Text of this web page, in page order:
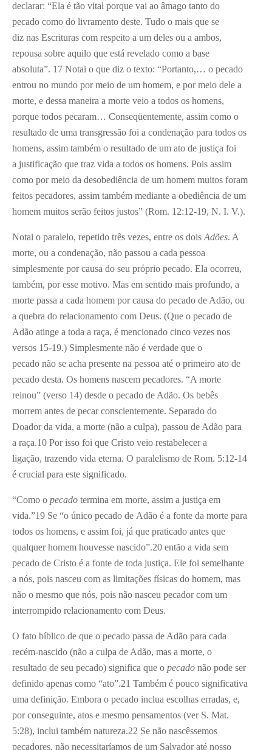
declarar: “Ela é tão vital porque vai ao âmago tanto do
pecado como do livramento deste. Tudo o mais que se
diz nas Escrituras com respeito a um deles ou a ambos,
repousa sobre aquilo que está revelado como a base
absoluta”. 17 Notai o que diz o texto: “Portanto,… o pecado
entrou no mundo por meio de um homem, e por meio dele a
morte, e dessa maneira a morte veio a todos os homens,
porque todos pecaram… Conseqüentemente, assim como o
resultado de uma transgressão foi a condenação para todos os
homens, assim também o resultado de um ato de justiça foi
a justificação que traz vida a todos os homens. Pois assim
como por meio da desobediência de um homem muitos foram
feitos pecadores, assim também mediante a obediência de um
homem muitos serão feitos justos” (Rom. 12:12-19, N. I. V.).
Notai o paralelo, repetido três vezes, entre os dois Adões. A
morte, ou a condenação, não passou a cada pessoa
simplesmente por causa do seu próprio pecado. Ela ocorreu,
também, por esse motivo. Mas em sentido mais profundo, a
morte passa a cada homem por causa do pecado de Adão, ou
a quebra do relacionamento com Deus. (Que o pecado de
Adão atinge a toda a raça, é mencionado cinco vezes nos
versos 15-19.) Simplesmente não é verdade que o
pecado não se acha presente na pessoa até o primeiro ato de
pecado desta. Os homens nascem pecadores. “A morte
reinou” (verso 14) desde o pecado de Adão. Os bebês
morrem antes de pecar conscientemente. Separado do
Doador da vida, a morte (não a culpa), passou de Adão para
a raça.10 Por isso foi que Cristo veio restabelecer a
ligação, trazendo vida eterna. O paralelismo de Rom. 5:12-14
é crucial para este significado.
“Como o pecado termina em morte, assim a justiça em
vida.”19 Se “o único pecado de Adão é a fonte da morte para
todos os homens, e assim foi, já que praticado antes que
qualquer homem houvesse nascido”.20 então a vida sem
pecado de Cristo é a fonte de toda justiça. Ele foi semelhante
a nós, pois nasceu com as limitações físicas do homem, mas
não o mesmo que nós, pois não nasceu pecador com um
interrompido relacionamento com Deus.
O fato bíblico de que o pecado passa de Adão para cada
recém-nascido (não a culpa de Adão, mas a morte, o
resultado de seu pecado) significa que o pecado não pode ser
definido apenas como “ato”.21 Também é pouco significativa
uma definição. Embora o pecado inclua escolhas erradas, e,
por conseguinte, atos e mesmo pensamentos (ver S. Mat.
5:28), inclui também natureza.22 Se não nascêssemos
pecadores, não necessitaríamos de um Salvador até nosso